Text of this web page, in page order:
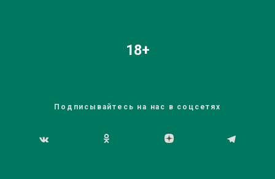
18+
Подписывайтесь на нас в соцсетях